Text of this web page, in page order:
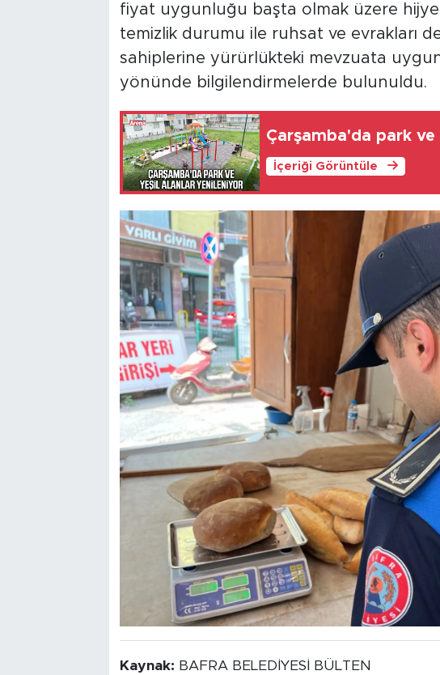
fiyat uygunluğu başta olmak üzere
temizlik durumu ile ruhsat ve evrakları
sahiplerine yürürlükteki mevzuata
yönünde bilgilendirmelerde bulunuldu.
Çarşamba'da park
İçeriği Görüntüle
Kaynak: BAFRA BELEDİYESİ BÜLTEN